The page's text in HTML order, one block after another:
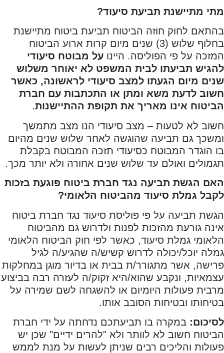
מתי מתיישנת תביעת סיעוד?
בהתאם לחוק חוזה הביטוח תביעת ביטוח מתיישנת
בחלוף שלוש (3) שנים מיום קרות ארוע הביטוח
המזכה על פי הפוליסה. היינו על מבוטח סיעודי
להגיש תביעתו לבית המשפט לא יאוחר משלוש
שנים מיום הגעתו למצב סיעודי לראשונה, כאשר
חשוב לדעת משא ומתן או התכתבות עם חברת
הביטוח אינו מאריך את תקופת ההתיישנות.
חשוב לא לטעות – מצב סיעודי הנו מצב מתמשך
ומשכך גם תביעה שהוגשה לאחר שלוש שנים מהיום
בו הוגדר המבוטח כסיעודי תזכה המבוטח בקבלת
תגמולים ואולם עד שלוש שנים אחורה ולא יותר מכך.
האם הגשת תביעה נגד חברת ביטוח פוגעת בזכות
לקבל גמלת סיעוד מהביטוח הלאומי?
הגשת תביעה על פי פוליסת סיעוד נגד חברת ביטוח
אינה גורעת מהזכות לפנות ולדרוש גם מהביטוח
הלאומי גמלת סיעוד, כאשר לפי חוק הביטוח הלאומי
גמלה יוכל/יכולה לדרוש קשיש/ה שהגיע/ה לגיל
פרישה, אשר מתגורר/ת בבית או בדיור מוגן במחלקות
עצמאיות, ונקבע שהוא/היא זקוק/ה לעזרה רבה בביצוע
מרבית פעולות היומיום או להשגחה לשם שמירה על
בטיחותו ובטיחות הסובב אותו.
לסיכום: במקרה בו תביעתכם נדחתה על ידי חברת
הביטוח חשוב לא לוותר ולא "להרים ידיים" שכן יש
פעולות והליכים רבים שניתן לעשות על מנת לממש